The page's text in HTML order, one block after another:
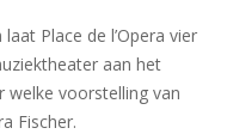
Place de l’Opera vier
aan het
welke voorstelling van
Fischer.